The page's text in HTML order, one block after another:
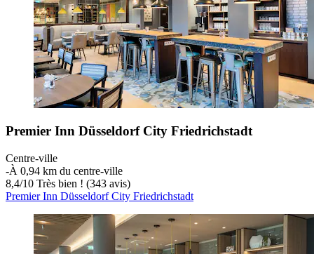
Premier Inn Düsseldorf City Friedrichstadt
Centre-ville
‐À 0,94 km du centre-ville
8,4/10 Très bien ! (343 avis)
Premier Inn Düsseldorf City Friedrichstadt